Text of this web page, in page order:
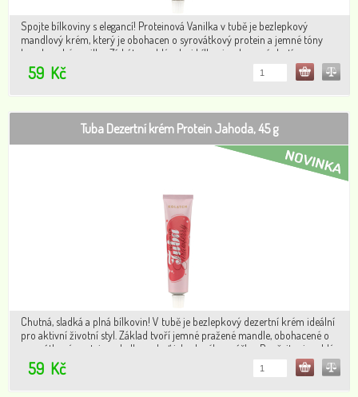
Spojte bílkoviny s elegancí! Proteinová Vanilka v tubě je bezlepkový
mandlový krém, který je obohacen o syrovátkový protein a jemné tóny
bourbonské vanilky. Získáte rychlý zdroj bílkovin s luxusní chutí,
doplněnou o karamelové kousky. Ideální po tréninku
59 Kč
Tuba Dezertní krém Protein Jahoda, 45 g
Chutná, sladká a plná bílkovin! V tubě je bezlepkový dezertní krém ideální
pro aktivní životní styl. Základ tvoří jemné pražené mandle, obohacené o
syrovátkový protein a sladkou chuť jahodového prášku. Dopřejte si rychlý
zdroj bílkovin s lahodnou chutí.
59 Kč